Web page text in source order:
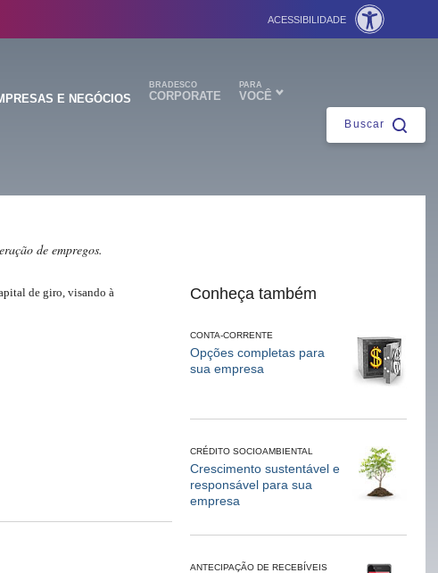
E NEGÓCIOS
BRADESCO
CORPORATE
PARA
VOCÊ
Buscar
de empregos.
de giro, visando à
Conheça também
CONTA-CORRENTE
Opções completas para
sua empresa
CRÉDITO SOCIOAMBIENTAL
Crescimento sustentável e
responsável para sua
empresa
ANTECIPAÇÃO DE RECEBÍVEIS
ACESSIBILIDADE